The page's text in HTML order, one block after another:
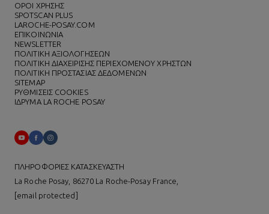
ΌΡΟΙ ΧΡΗΣΗΣ
SPOTSCAN PLUS
LAROCHE-POSAY.COM
ΕΠΙΚΟΙΝΩΝΙΑ
NEWSLETTER
ΠΟΛΙΤΙΚΗ ΑΞΙΟΛΟΓΗΣΕΩΝ
ΠΟΛΙΤΙΚΗ ΔΙΑΧΕΙΡΙΣΗΣ ΠΕΡΙΕΧΟΜΕΝΟΥ ΧΡΗΣΤΩΝ
ΠΟΛΙΤΙΚΗ ΠΡΟΣΤΑΣΙΑΣ ΔΕΔΟΜΕΝΩΝ
SITEMAP
ΡΥΘΜΙΣΕΙΣ COOKIES
ΙΔΡΥΜΑ LA ROCHE POSAY
ΠΛΗΡΟΦΟΡΙΕΣ ΚΑΤΑΣΚΕΥΑΣΤΗ
La Roche Posay, 86270 La Roche-Posay France,
[email protected]